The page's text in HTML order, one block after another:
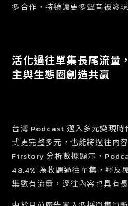
多合作，持續讓更多聲音被發現
活化過往單集長尾流量
主與生態圈創造共贏
台灣 Podcast 邁入多元變現時
式更完整多元，也能將過往內
Firstory 分析數據顯示，
48.4% 為收聽過往單集，經反
集數有流量，過往內容也具有